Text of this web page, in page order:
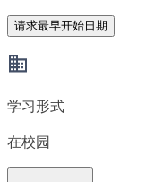
请求最早开始日期
学习形式
在校园